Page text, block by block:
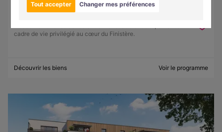
Tout accepter
Changer mes préférences
cadre de vie privilégié au cœur du Finistère.
Découvrir les biens Voir le programme